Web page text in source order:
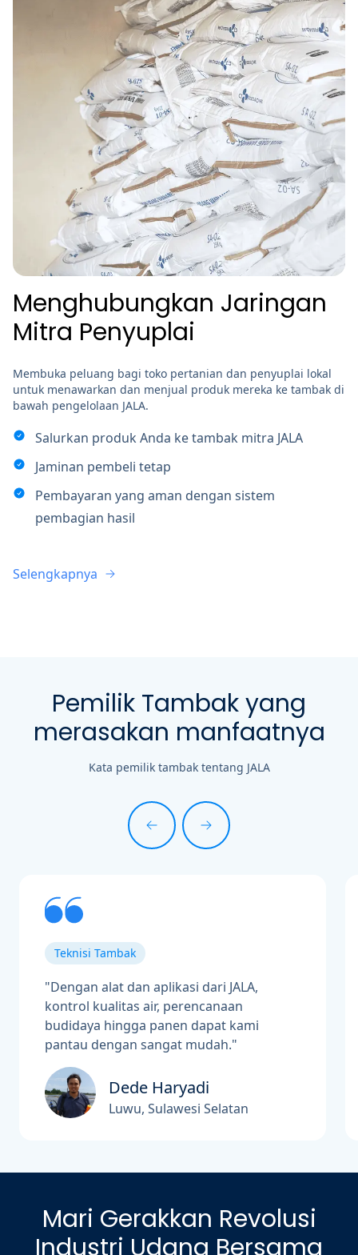
Menghubungkan Jaringan
Mitra Penyuplai
Membuka peluang bagi toko pertanian dan penyuplai lokal
untuk menawarkan dan menjual produk mereka ke tambak di
bawah pengelolaan JALA.
Salurkan produk Anda ke tambak mitra JALA
Jaminan pembeli tetap
Pembayaran yang aman dengan sistem
pembagian hasil
Selengkapnya
Pemilik Tambak yang
merasakan manfaatnya
Kata pemilik tambak tentang JALA
Teknisi Tambak
"Dengan alat dan aplikasi dari JALA,
kontrol kualitas air, perencanaan
budidaya hingga panen dapat kami
pantau dengan sangat mudah."
Dede Haryadi
Luwu, Sulawesi Selatan
Mari Gerakkan Revolusi
Industri Udang Bersama